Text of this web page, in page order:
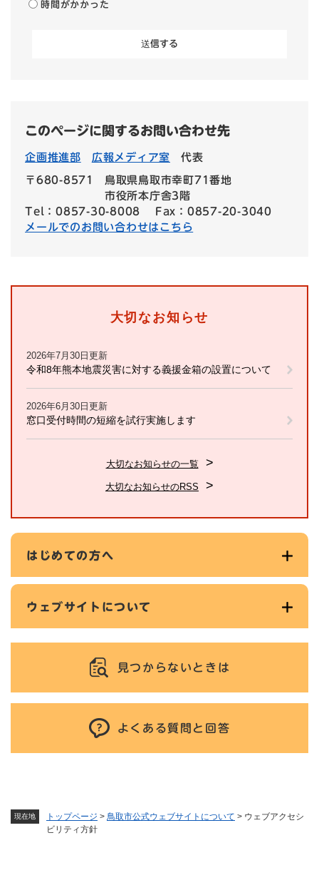
現在地 トップページ > 鳥取市公式ウェブサイトについて > ウェブアクセシ
ビリティ方針
時間がかかった
このページに関するお問い合わせ先
企画推進部 広報メディア室 代表
〒680-8571
鳥取県鳥取市幸町71番地
市役所本庁舎3階
Tel：0857-30-8008
Fax：0857-20-3040
メールでのお問い合わせはこちら
大切なお知らせ
2026年7月30日更新
令和8年熊本地震災害に対する義援金箱の設置について
2026年6月30日更新
窓口受付時間の短縮を試行実施します
大切なお知らせの一覧
大切なお知らせのRSS
はじめての方へ
ウェブサイトについて
見つからないときは
よくある質問と回答